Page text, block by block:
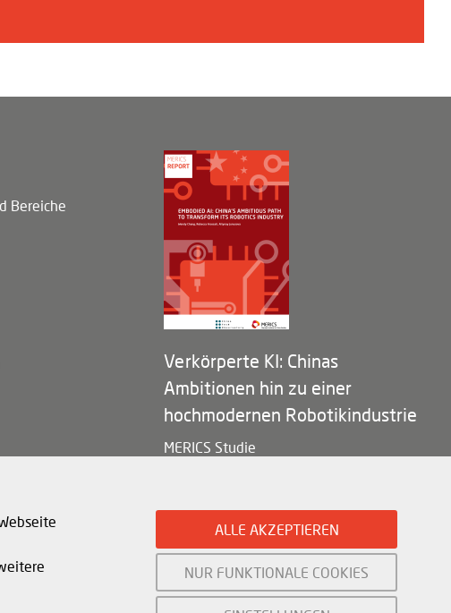
ALLE AKZEPTIEREN
NUR FUNKTIONALE COOKIES
Bereiche
Verkörperte KI: Chinas
Ambitionen hin zu einer
hochmodernen Robotikindustrie
MERICS Studie
© Mercator Institute for China Studies (MERICS) gGmbH. 2026